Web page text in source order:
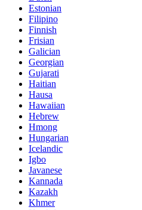
Estonian
Filipino
Finnish
Frisian
Galician
Georgian
Gujarati
Haitian
Hausa
Hawaiian
Hebrew
Hmong
Hungarian
Icelandic
Igbo
Javanese
Kannada
Kazakh
Khmer